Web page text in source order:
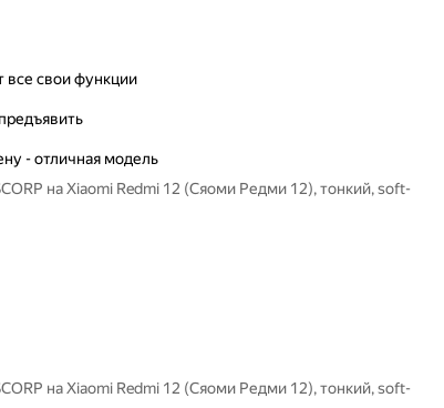
все свои функции
- отличная модель
на Xiaomi Redmi 12 (Сяоми Редми 12), тонкий, soft-
на Xiaomi Redmi 12 (Сяоми Редми 12), тонкий, soft-